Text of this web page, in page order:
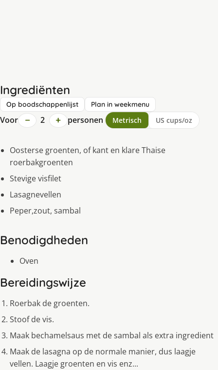
Ingrediënten
Op boodschappenlijst Plan in weekmenu
Voor − 2 + personen Metrisch US cups/oz
Oosterse groenten, of kant en klare Thaise
roerbakgroenten
Stevige visfilet
Lasagnevellen
Peper,zout, sambal
Benodigdheden
Oven
Bereidingswijze
Roerbak de groenten.
Stoof de vis.
Maak bechamelsaus met de sambal als extra ingredient
Maak de lasagna op de normale manier, dus laagje
vellen. Laagje groenten en vis enz...